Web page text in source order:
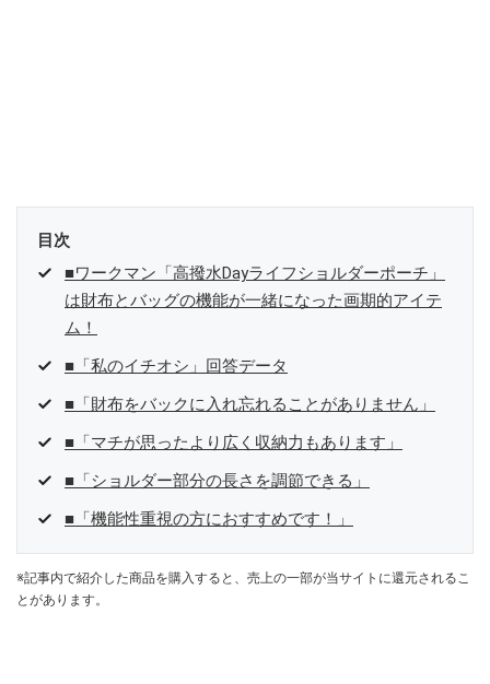
目次
■ワークマン「高撥水Dayライフショルダーポーチ」
は財布とバッグの機能が一緒になった画期的アイテ
ム！
■「私のイチオシ」回答データ
■「財布をバックに入れ忘れることがありません」
■「マチが思ったより広く収納力もあります」
■「ショルダー部分の長さを調節できる」
■「機能性重視の方におすすめです！」
※記事内で紹介した商品を購入すると、売上の一部が当サイトに還元されるこ
とがあります。